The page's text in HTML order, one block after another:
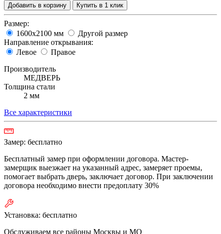
Добавить в корзину Купить в 1 клик
Размер:
1600х2100 мм
Другой размер
Направление открывания:
Левое
Правое
Производитель
МЕДВЕРЬ
Толщина стали
2 мм
Все характеристики
Замер: бесплатно
Бесплатный замер при оформлении договора. Мастер-
замерщик выезжает на указанный адрес, замеряет проемы,
помогает выбрать дверь, заключает договор. При заключении
договора необходимо внести предоплату 30%
Установка: бесплатно
Обслуживаем все районы Москвы и МО